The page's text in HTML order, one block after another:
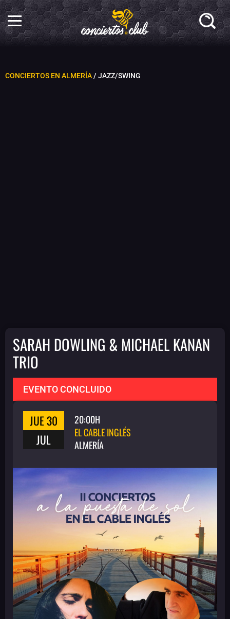
CONCIERTOS EN ALMERÍA/ JAZZ/SWING
SARAH DOWLING & MICHAEL KANAN
TRIO
EVENTO CONCLUIDO
JUE 30
JUL
20:00H
EL CABLE INGLÉS
ALMERÍA